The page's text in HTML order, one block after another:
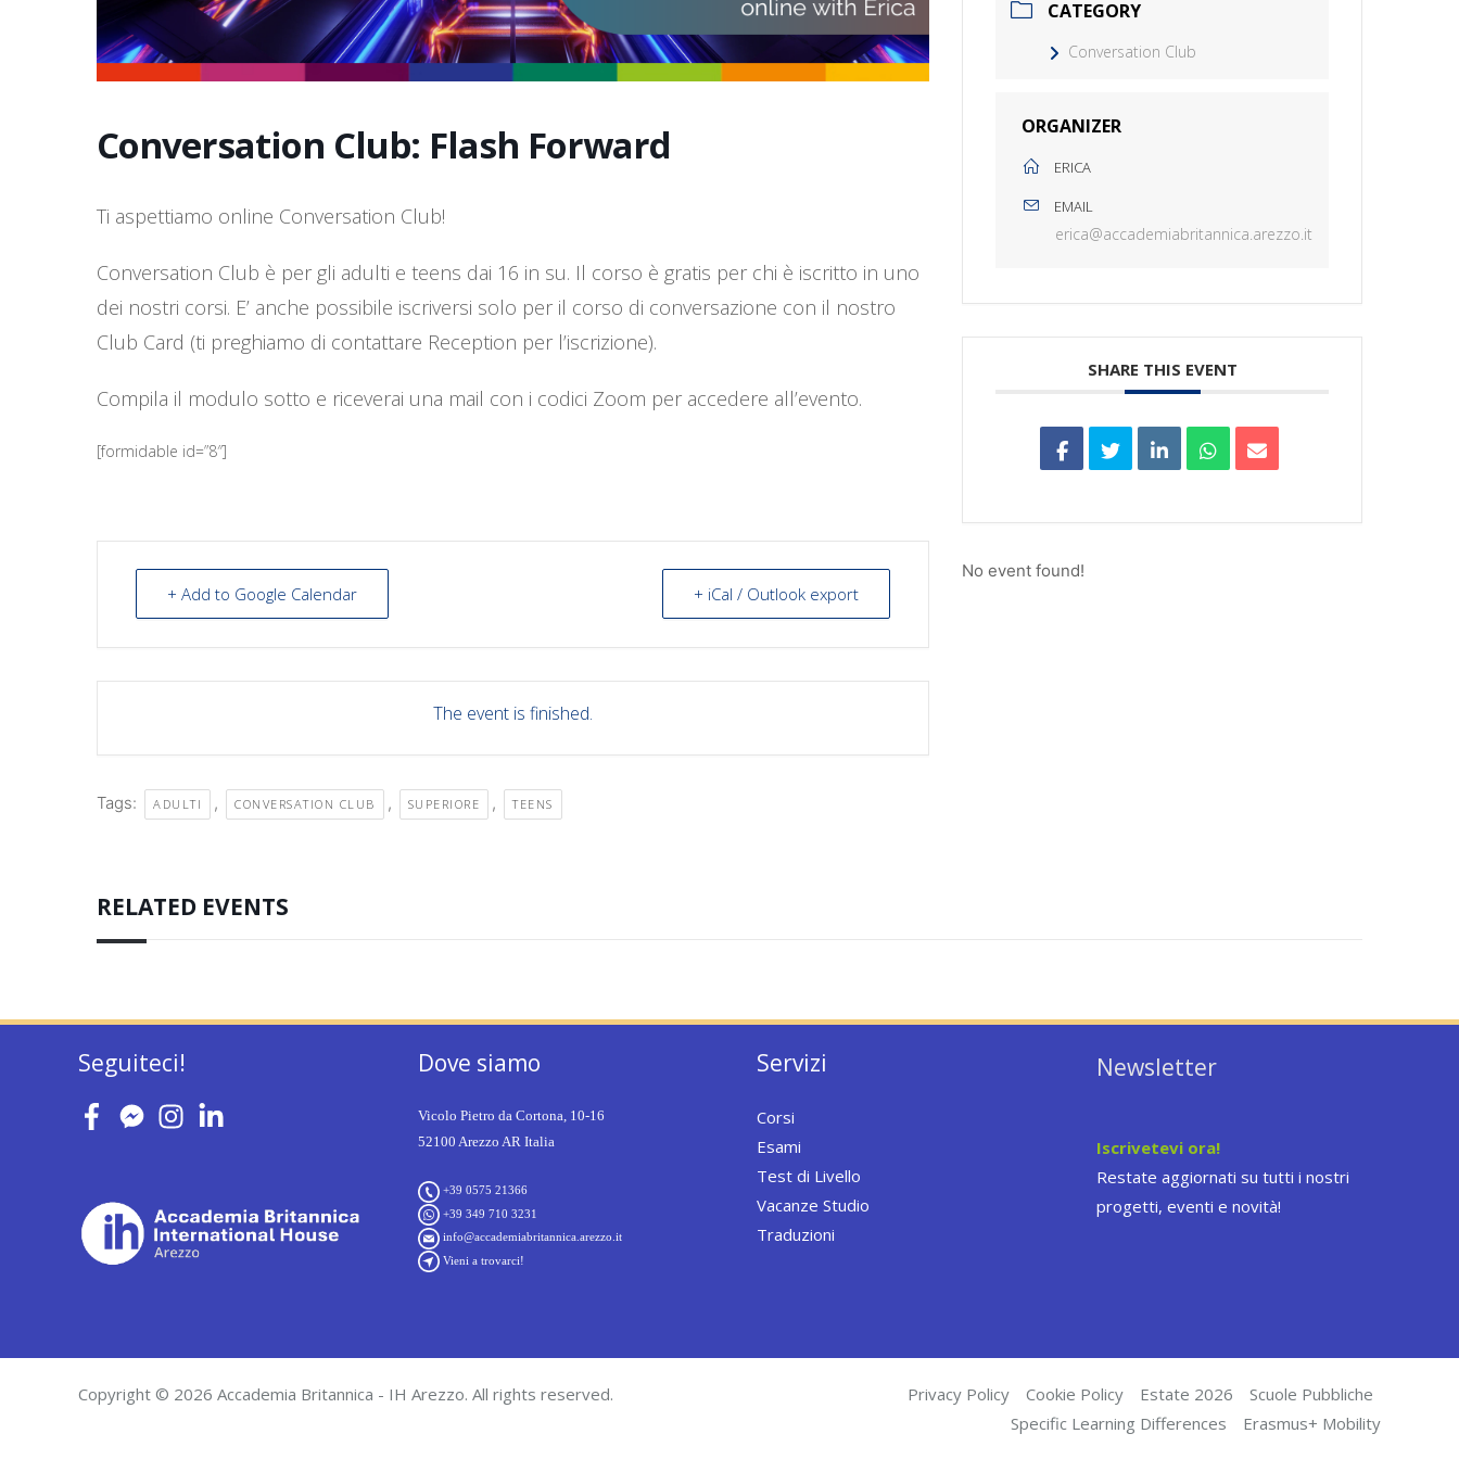
Conversation Club: Flash Forward
Ti aspettiamo online Conversation Club!
Conversation Club è per gli adulti e teens dai 16 in su. Il corso è gratis per chi è iscritto in uno
dei nostri corsi. E’ anche possibile iscriversi solo per il corso di conversazione con il nostro
Club Card (ti preghiamo di contattare Reception per l’iscrizione).
Compila il modulo sotto e riceverai una mail con i codici Zoom per accedere all’evento.
[formidable id=”8″]
+ Add to Google Calendar + iCal / Outlook export
The event is finished.
Tags: ADULTI , CONVERSATION CLUB , SUPERIORE , TEENS
CATEGORY
Conversation Club
ORGANIZER
ERICA
EMAIL
erica@accademiabritannica.arezzo.it
SHARE THIS EVENT
No event found!
RELATED EVENTS
Seguiteci! Dove siamo
Vicolo Pietro da Cortona, 10-16
52100 Arezzo AR Italia
+39 0575 21366
+39 349 710 3231
info@accademiabritannica.arezzo.it
Vieni a trovarci!
Servizi
Corsi
Esami
Test di Livello
Vacanze Studio
Traduzioni
Newsletter
Iscrivetevi ora!
Restate aggiornati su tutti i nostri
progetti, eventi e novità!
Copyright © 2026 Accademia Britannica - IH Arezzo. All rights reserved. Privacy Policy Cookie Policy Estate 2026
Scuole Pubbliche
Specific Learning Differences
Erasmus+ Mobility